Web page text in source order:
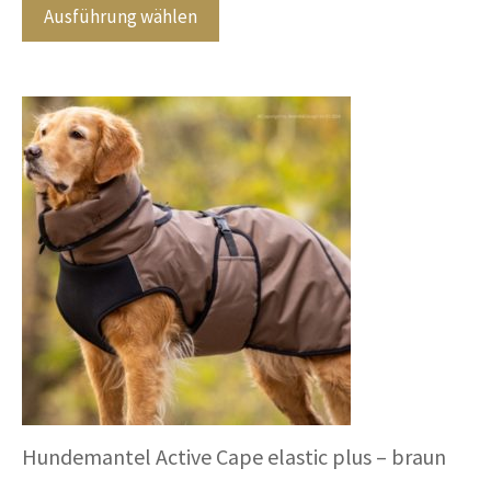
Ausführung wählen
weist
Varianten
auf.
Die
Optionen
können
auf
der
Produktseite
gewählt
werden
Hundemantel Active Cape elastic plus – braun